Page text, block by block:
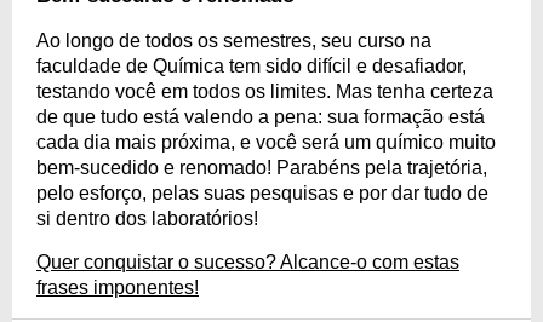
Ao longo de todos os semestres, seu curso na
faculdade de Química tem sido difícil e desafiador,
testando você em todos os limites. Mas tenha certeza
de que tudo está valendo a pena: sua formação está
cada dia mais próxima, e você será um químico muito
bem-sucedido e renomado! Parabéns pela trajetória,
pelo esforço, pelas suas pesquisas e por dar tudo de
si dentro dos laboratórios!
Quer conquistar o sucesso? Alcance-o com estas
frases imponentes!